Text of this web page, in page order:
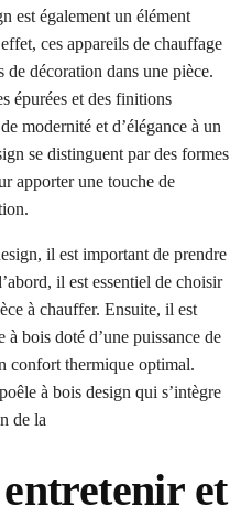
est également un élément
ces appareils de chauffage
décoration dans une pièce.
épurées et des finitions
modernité et d’élégance à un
se distinguent par des formes
apporter une touche de
il est important de prendre
il est essentiel de choisir
à chauffer. Ensuite, il est
bois doté d’une puissance de
confort thermique optimal.
à bois design qui s’intègre
de la
et